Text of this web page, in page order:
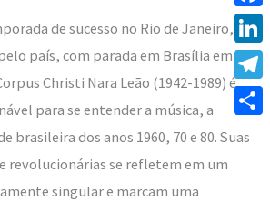
de sucesso no Rio de Janeiro, a
país, com parada em Brasília em
Christi Nara Leão (1942-1989) é
para se entender a música, a
brasileira dos anos 1960, 70 e 80. Suas
revolucionárias se refletem em um
singular e marcam uma